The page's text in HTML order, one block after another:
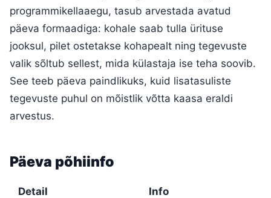
programmikellaaegu, tasub arvestada avatud
päeva formaadiga: kohale saab tulla ürituse
jooksul, pilet ostetakse kohapealt ning tegevuste
valik sõltub sellest, mida külastaja ise teha soovib.
See teeb päeva paindlikuks, kuid lisatasuliste
tegevuste puhul on mõistlik võtta kaasa eraldi
arvestus.
Päeva põhiinfo
Detail
Info